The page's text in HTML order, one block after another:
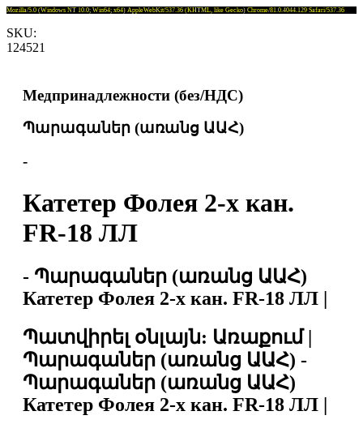
Mozilla/5.0 (Windows NT 10.0; Win64; x64) AppleWebKit/537.36 (KHTML, like Gecko) Chrome/81.0.4044.129 Safari/537.36
SKU:
124521
Медпринадлежности (без/НДС)
Պարագաներ (առանց ԱԱՀ)
-
Катетер Фолея 2-х кан.
FR-18 ЛЛ
- Պարագաներ (առանց ԱԱՀ)
Катетер Фолея 2-х кан. FR-18 ЛЛ |
Պատվիրել օնլայն: Առաքում |
Պարագաներ (առանց ԱԱՀ) -
Պարագաներ (առանց ԱԱՀ)
Катетер Фолея 2-х кан. FR-18 ЛЛ |